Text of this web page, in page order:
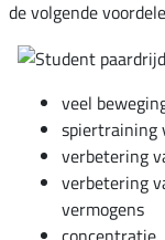
de volgende
veel
spiertraining
verbetering
verbetering
vermogens